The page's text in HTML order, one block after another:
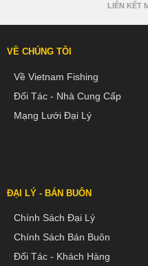
LIÊN KẾT
VỀ CHÚNG TÔI
Về Vietnam Fishing
Đối Tác - Nhà Cung Cấp
Mạng Lưới Đại Lý
ĐẠI LÝ - BÁN BUÔN
Chính Sách Đại Lý
Chính Sách Bán Buôn
Đối Tác - Khách Hàng